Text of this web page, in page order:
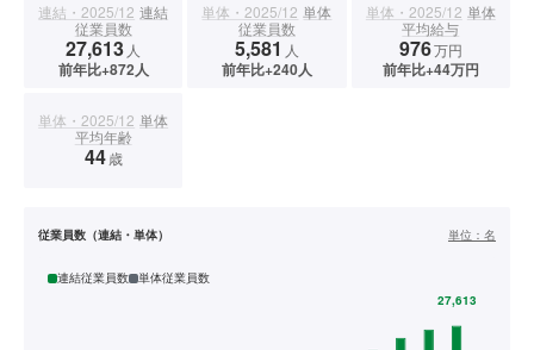
連結・2025/12 連結
従業員数
27,613 人
前年比+872人
単体・2025/12 単体
従業員数
5,581 人
前年比+240人
単体・2025/12 単体
平均給与
976万円
前年比+44万円
単体・2025/12 単体
平均年齢
44歳
従業員数（連結・単体） 単位： 名
連結従業員数 単体従業員数